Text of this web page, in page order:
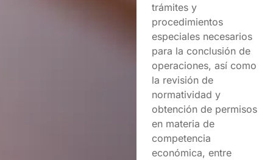
trámites y
procedimientos
especiales necesarios
para la conclusión de
operaciones, así como
la revisión de
normatividad y
obtención de permisos
en materia de
competencia
económica, entre